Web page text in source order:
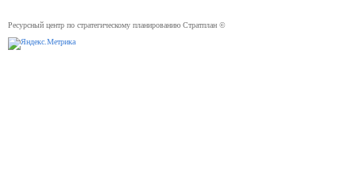
Ресурсный центр по стратегическому планированию Стратплан ©